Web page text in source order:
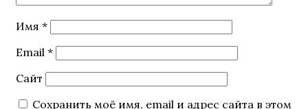
Имя *
Email *
Сайт
Сохранить моё имя, email и адрес сайта в этом